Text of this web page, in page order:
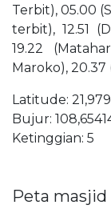
Terbit), 05.00
terbit), 12.51
19.22
Maroko), 20.37
Latitude:
Bujur:
Ketinggian: 5
Peta